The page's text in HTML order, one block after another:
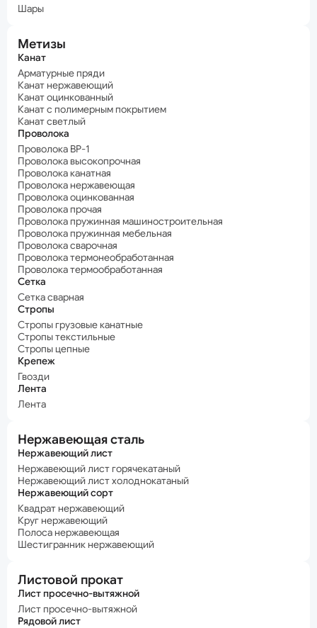
Шары
Метизы
Канат
Арматурные пряди
Канат нержавеющий
Канат оцинкованный
Канат с полимерным покрытием
Канат светлый
Проволока
Проволока ВР-1
Проволока высокопрочная
Проволока канатная
Проволока нержавеющая
Проволока оцинкованная
Проволока прочая
Проволока пружинная машиностроительная
Проволока пружинная мебельная
Проволока сварочная
Проволока термонеобработанная
Проволока термообработанная
Сетка
Сетка сварная
Стропы
Стропы грузовые канатные
Стропы текстильные
Стропы цепные
Крепеж
Гвозди
Лента
Лента
Нержавеющая сталь
Нержавеющий лист
Нержавеющий лист горячекатаный
Нержавеющий лист холоднокатаный
Нержавеющий сорт
Квадрат нержавеющий
Круг нержавеющий
Полоса нержавеющая
Шестигранник нержавеющий
Листовой прокат
Лист просечно-вытяжной
Лист просечно-вытяжной
Рядовой лист